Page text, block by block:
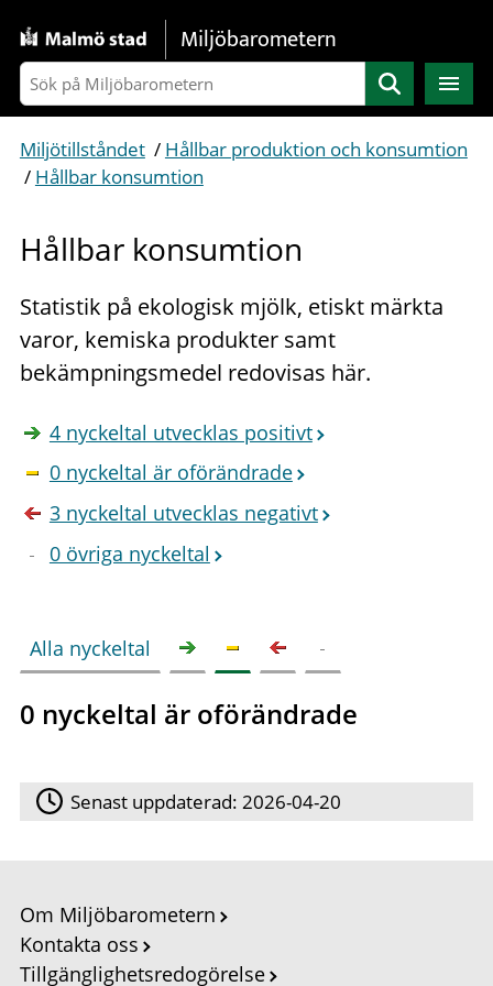
Gå direkt till sidans innehåll
Miljöbarometern
Sök
Miljötillståndet / Hållbar produktion och konsumtion
/ Hållbar konsumtion
Hållbar konsumtion
Statistik på ekologisk mjölk, etiskt märkta
varor, kemiska produkter samt
bekämpningsmedel redovisas här.
4 nyckeltal utvecklas positivt
0 nyckeltal är oförändrade
3 nyckeltal utvecklas negativt
0 övriga nyckeltal
Alla nyckeltal
0 nyckeltal är oförändrade
Senast uppdaterad:2026-04-20
Om Miljöbarometern
Kontakta oss
Tillgänglighetsredogörelse